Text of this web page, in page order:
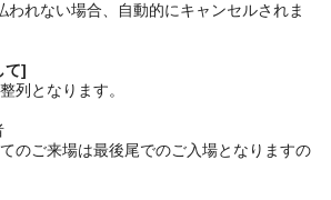
われない場合、自動的にキャンセルされま
て]
列となります。
のご来場は最後尾でのご入場となりますの